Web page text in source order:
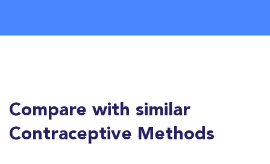
Compare with similar
Contraceptive Methods